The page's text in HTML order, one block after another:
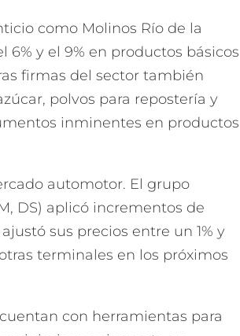
como Molinos Río de la
y el 9% en productos básicos
firmas del sector también
polvos para repostería y
inminentes en productos
automotor. El grupo
DS) aplicó incrementos de
sus precios entre un 1% y
terminales en los próximos
con herramientas para